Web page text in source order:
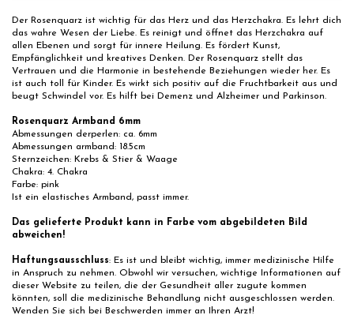
Der Rosenquarz ist wichtig für das Herz und das Herzchakra. Es lehrt dich
das wahre Wesen der Liebe. Es reinigt und öffnet das Herzchakra auf
allen Ebenen und sorgt für innere Heilung. Es fördert Kunst,
Empfänglichkeit und kreatives Denken. Der Rosenquarz stellt das
Vertrauen und die Harmonie in bestehende Beziehungen wieder her. Es
ist auch toll für Kinder. Es wirkt sich positiv auf die Fruchtbarkeit aus und
beugt Schwindel vor. Es hilft bei Demenz und Alzheimer und Parkinson.
Rosenquarz Armband 6mm
Abmessungen derperlen: ca. 6mm
Abmessungen armband: 18.5cm
Sternzeichen: Krebs & Stier & Waage
Chakra: 4. Chakra
Farbe: pink
Ist ein elastisches Armband, passt immer.
Das gelieferte Produkt kann in Farbe vom abgebildeten Bild
abweichen!
Haftungsausschluss: Es ist und bleibt wichtig, immer medizinische Hilfe
in Anspruch zu nehmen. Obwohl wir versuchen, wichtige Informationen auf
dieser Website zu teilen, die der Gesundheit aller zugute kommen
könnten, soll die medizinische Behandlung nicht ausgeschlossen werden.
Wenden Sie sich bei Beschwerden immer an Ihren Arzt!